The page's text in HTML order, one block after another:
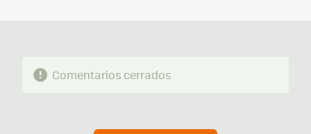
Comentarios cerrados